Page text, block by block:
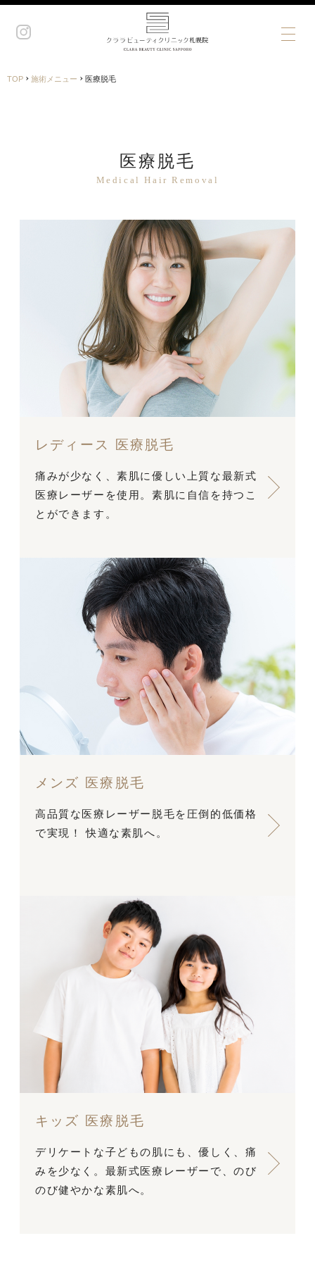
TOP › 施術メニュー › 医療脱毛
医療脱毛
Medical Hair Removal
レディース 医療脱毛
痛みが少なく、素肌に優しい上質な最新式
医療レーザーを使用。素肌に自信を持つこ
とができます。
メンズ 医療脱毛
高品質な医療レーザー脱毛を圧倒的低価格
で実現！ 快適な素肌へ。
キッズ 医療脱毛
デリケートな子どもの肌にも、優しく、痛
みを少なく。最新式医療レーザーで、のび
のび健やかな素肌へ。